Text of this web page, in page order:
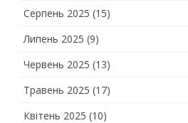
Серпень 2025 (15)
Липень 2025 (9)
Червень 2025 (13)
Травень 2025 (17)
Квітень 2025 (10)